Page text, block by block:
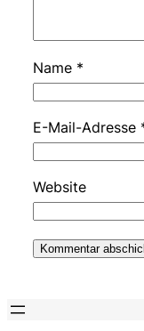
Name *
E-Mail-Adresse
Website